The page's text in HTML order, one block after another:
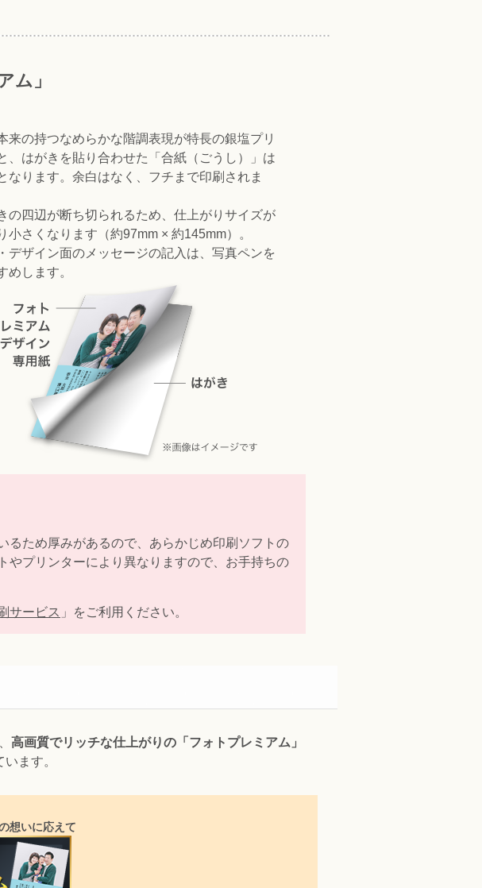
ム」
来の持つなめらかな階調表現が特長の銀塩プリ
、はがきを貼り合わせた「合紙（ごうし）」は
なります。余白はなく、フチまで印刷されま
の四辺が断ち切られるため、仕上がりサイズが
小さくなります（約97mm × 約145mm）。
デザイン面のメッセージの記入は、写真ペンを
めします。
るため厚みがあるので、あらかじめ印刷ソフトの
やプリンターにより異なりますので、お手持ちの
サービス 」をご利用ください。
高画質でリッチな仕上がりの「フォトプレミアム」
ます。
想いに応えて